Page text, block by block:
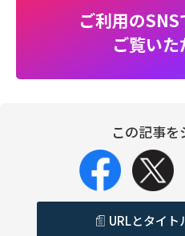
ご利用の
ご覧い
この記事を
URLとタイト